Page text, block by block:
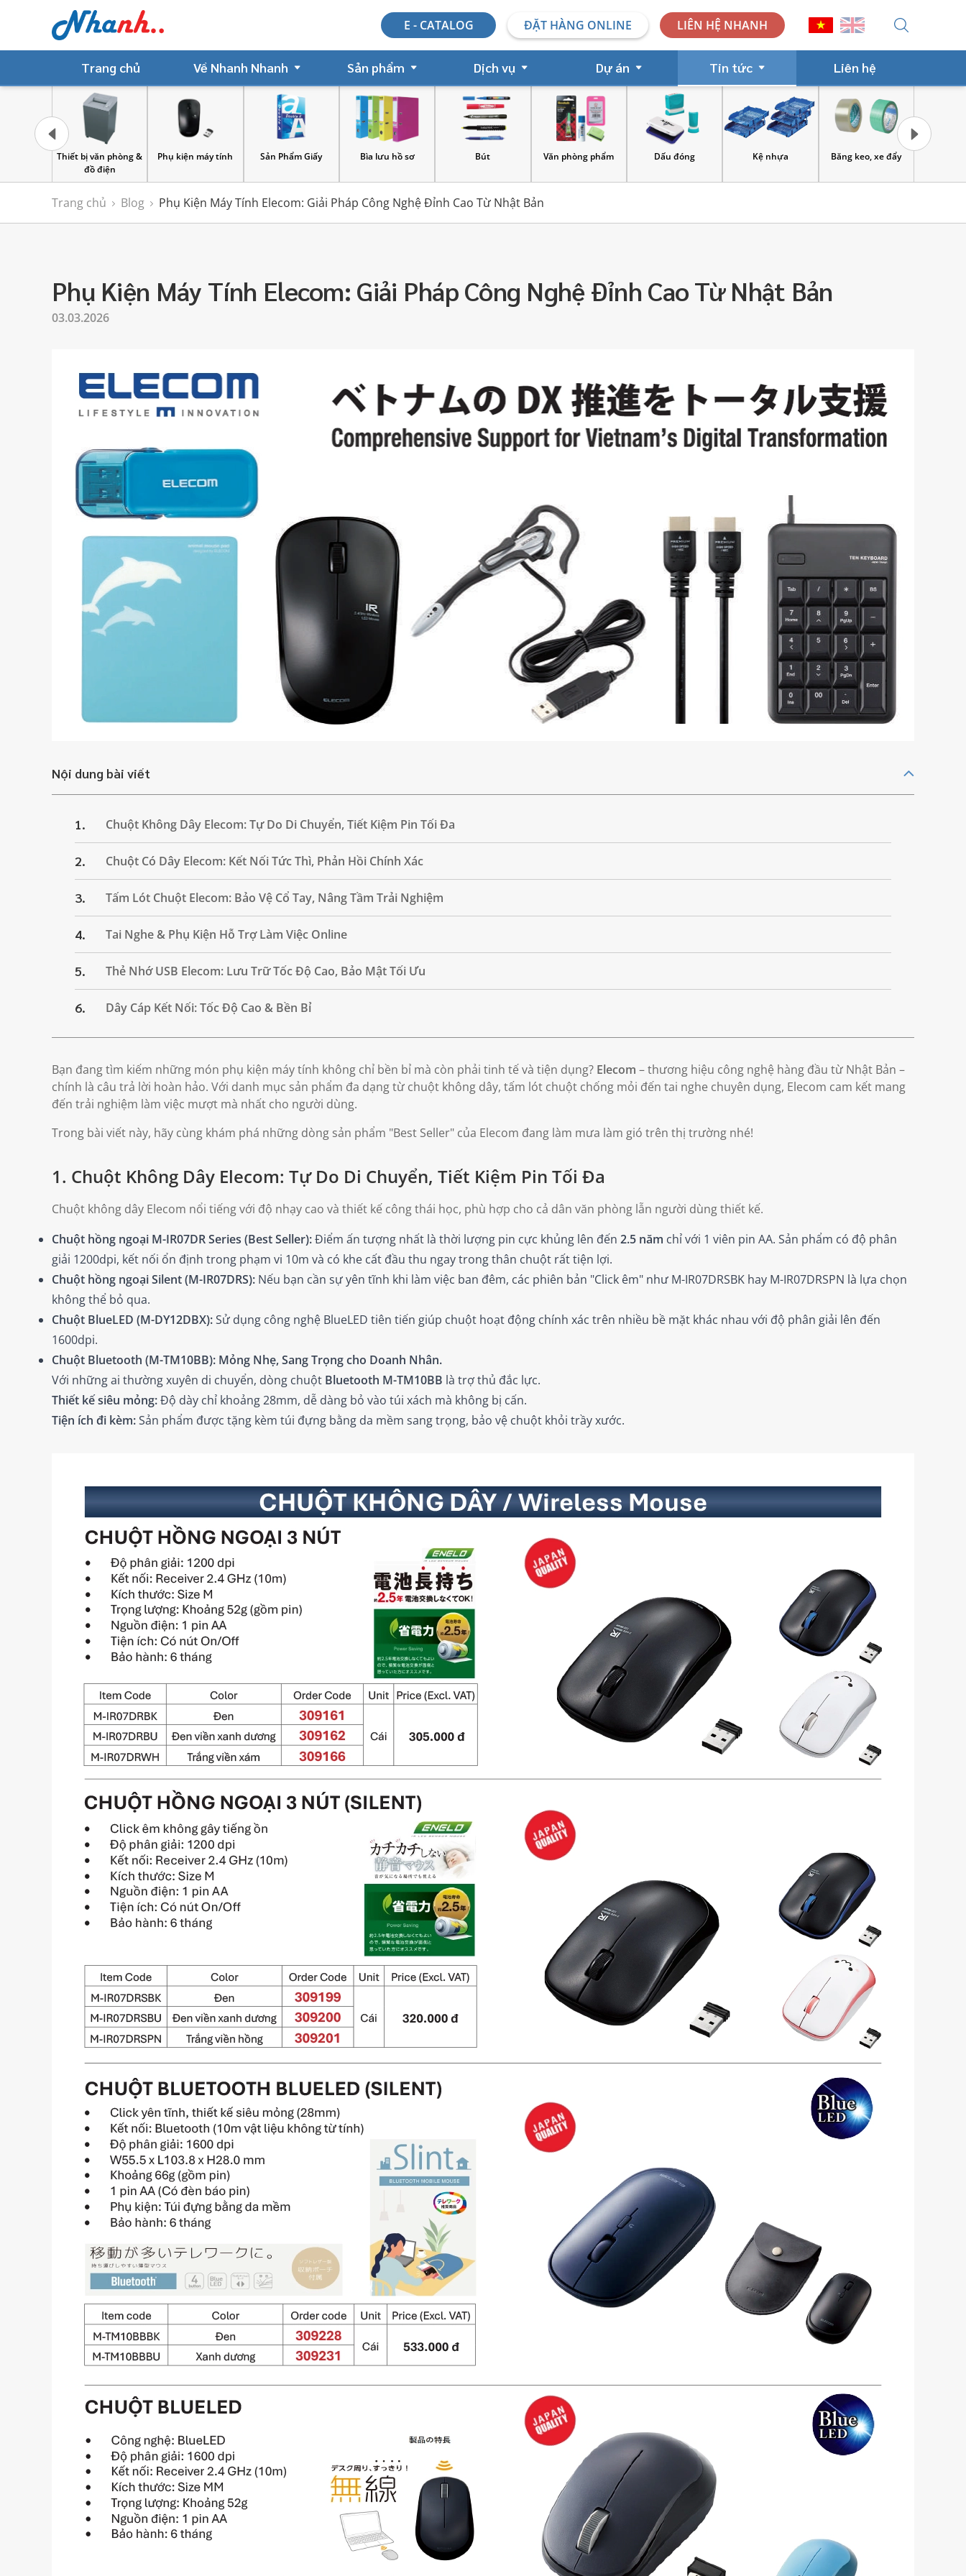
E - CATALOG ĐẶT HÀNG ONLINE LIÊN HỆ NHANH
Trang chủ Về Nhanh Nhanh Sản phẩm Dịch vụ Dự án Tin tức Liên hệ
Phụ kiện máy tính Sản Phẩm Giấy Bìa lưu hồ sơ Bút Văn phòng phẩm Dấu đóng Kệ nhựa Băng keo, xe đẩy
Công cụ và đồ bảo hộ
Trang chủ Blog Phụ Kiện Máy Tính Elecom: Giải Pháp Công Nghệ Đỉnh Cao Từ Nhật Bản
Phụ Kiện Máy Tính Elecom: Giải Pháp Công Nghệ Đỉnh Cao Từ Nhật Bản
03.03.2026
Nội dung bài viết
1. Chuột Không Dây Elecom: Tự Do Di Chuyển, Tiết Kiệm Pin Tối Đa
2. Chuột Có Dây Elecom: Kết Nối Tức Thì, Phản Hồi Chính Xác
3. Tấm Lót Chuột Elecom: Bảo Vệ Cổ Tay, Nâng Tầm Trải Nghiệm
4. Tai Nghe & Phụ Kiện Hỗ Trợ Làm Việc Online
5. Thẻ Nhớ USB Elecom: Lưu Trữ Tốc Độ Cao, Bảo Mật Tối Ưu
6. Dây Cáp Kết Nối: Tốc Độ Cao & Bền Bỉ
Bạn đang tìm kiếm những món phụ kiện máy tính không chỉ bền bỉ mà còn phải tinh tế và tiện dụng? Elecom – thương hiệu công nghệ hàng đầu từ Nhật Bản –
chính là câu trả lời hoàn hảo. Với danh mục sản phẩm đa dạng từ chuột không dây, tấm lót chuột chống mỏi đến tai nghe chuyên dụng, Elecom cam kết mang
đến trải nghiệm làm việc mượt mà nhất cho người dùng.
Trong bài viết này, hãy cùng khám phá những dòng sản phẩm "Best Seller" của Elecom đang làm mưa làm gió trên thị trường nhé!
1. Chuột Không Dây Elecom: Tự Do Di Chuyển, Tiết Kiệm Pin Tối Đa
Chuột không dây Elecom nổi tiếng với độ nhạy cao và thiết kế công thái học, phù hợp cho cả dân văn phòng lẫn người dùng thiết kế.
Chuột hồng ngoại M-IR07DR Series (Best Seller):Điểm ấn tượng nhất là thời lượng pin cực khủng lên đến 2.5 năm chỉ với 1 viên pin AA. Sản phẩm có độ phân
giải 1200dpi, kết nối ổn định trong phạm vi 10m và có khe cất đầu thu ngay trong thân chuột rất tiện lợi.
Chuột hồng ngoại Silent (M-IR07DRS): Nếu bạn cần sự yên tĩnh khi làm việc ban đêm, các phiên bản "Click êm" như M-IR07DRSBK hay M-IR07DRSPN là lựa chọn
không thể bỏ qua.
Chuột BlueLED (M-DY12DBX):Sử dụng công nghệ BlueLED tiên tiến giúp chuột hoạt động chính xác trên nhiều bề mặt khác nhau với độ phân giải lên đến
1600dpi.
Chuột Bluetooth (M-TM10BB): Mỏng Nhẹ, Sang Trọng cho Doanh Nhân.
Với những ai thường xuyên di chuyển, dòng chuột Bluetooth M-TM10BB là trợ thủ đắc lực.
Thiết kế siêu mỏng:Độ dày chỉ khoảng 28mm, dễ dàng bỏ vào túi xách mà không bị cấn.
Tiện ích đi kèm:Sản phẩm được tặng kèm túi đựng bằng da mềm sang trọng, bảo vệ chuột khỏi trầy xước.